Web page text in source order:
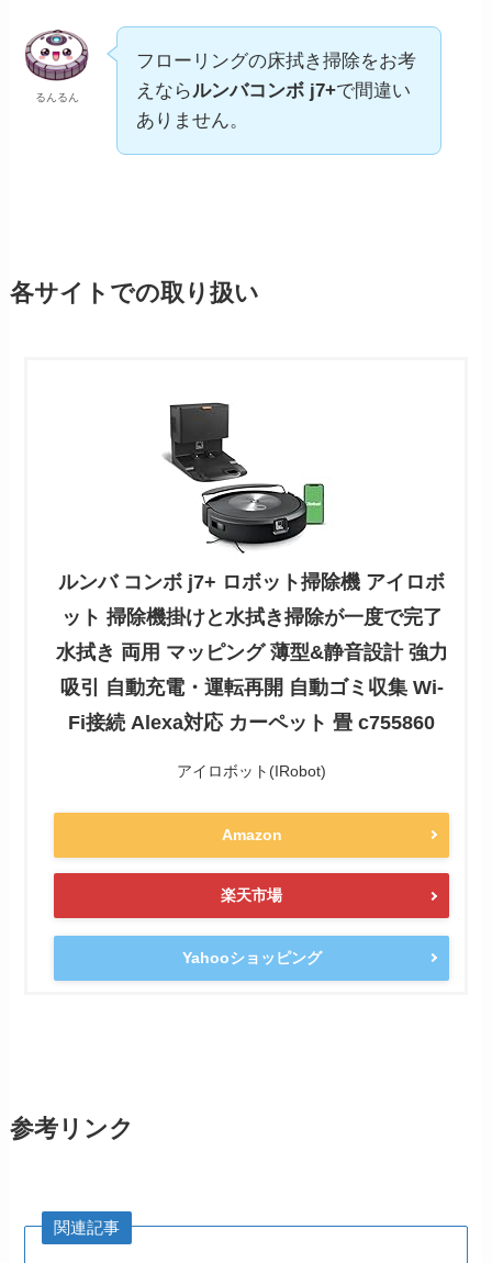
るんるん
フローリングの床拭き掃除をお考
えならルンバコンボ j7+で間違い
ありません。
各サイトでの取り扱い
ルンバ コンボ j7+ ロボット掃除機 アイロボ
ット 掃除機掛けと水拭き掃除が一度で完了
水拭き 両用 マッピング 薄型&静音設計 強力
吸引 自動充電・運転再開 自動ゴミ収集 Wi-
Fi接続 Alexa対応 カーペット 畳 c755860
アイロボット(IRobot)
Amazon
楽天市場
Yahooショッピング
参考リンク
関連記事